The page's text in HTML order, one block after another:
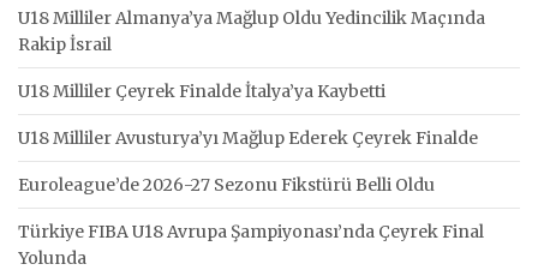
U18 Milliler Almanya’ya Mağlup Oldu Yedincilik Maçında
Rakip İsrail
U18 Milliler Çeyrek Finalde İtalya’ya Kaybetti
U18 Milliler Avusturya’yı Mağlup Ederek Çeyrek Finalde
Euroleague’de 2026-27 Sezonu Fikstürü Belli Oldu
Türkiye FIBA U18 Avrupa Şampiyonası’nda Çeyrek Final
Yolunda